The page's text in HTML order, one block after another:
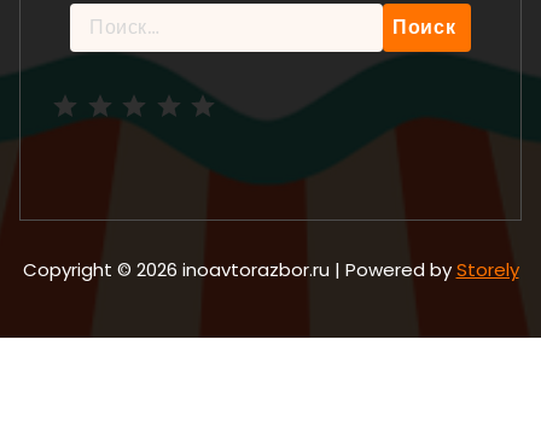
Найти:
Copyright © 2026 inoavtorazbor.ru | Powered byStorely